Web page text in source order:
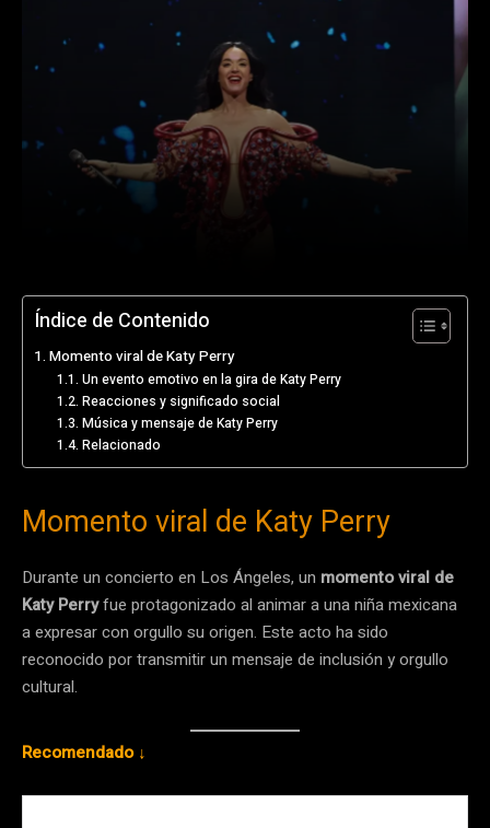
Índice de Contenido
Momento viral de Katy Perry
Un evento emotivo en la gira de Katy Perry
Reacciones y significado social
Música y mensaje de Katy Perry
Relacionado
Momento viral de Katy Perry
Durante un concierto en Los Ángeles, un momento viral de
Katy Perryfue protagonizado al animar a una niña mexicana
a expresar con orgullo su origen. Este acto ha sido
reconocido por transmitir un mensaje de inclusión y orgullo
cultural.
Recomendado ↓